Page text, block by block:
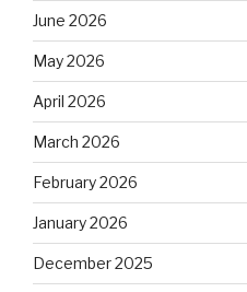
June 2026
May 2026
April 2026
March 2026
February 2026
January 2026
December 2025